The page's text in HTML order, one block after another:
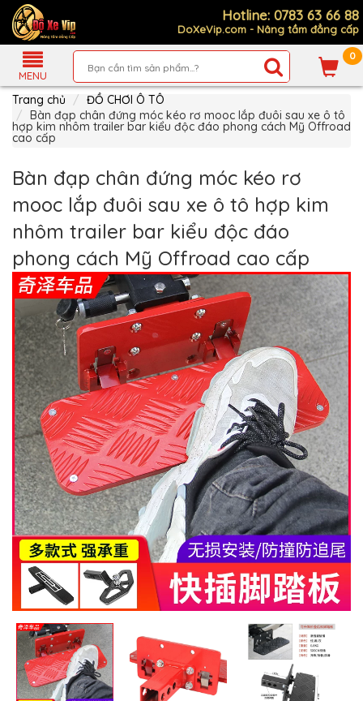
Hotline: 0783 63 66 88
DoXeVip.com - Nâng tầm đẳng cấp
MENU
0
Giới
Thiệu
Sản
Phẩm
Hướng
Mua
Hàng
Chính
Sách
Thanh
Tin
Xe
Mới
Liên
hệ
MUA
NHIỀU
NHẤT
KIA
TOYOTA
HONDA
MAZDA
SUBARU
CHEVROLET
NISSAN
VOLKSWAGEN
MERCEDES
HYUNDAI
Trang chủ
ĐỒ CHƠI Ô TÔ
Bàn đạp chân đứng móc kéo rơ mooc lắp đuôi sau xe ô tô
hợp kim nhôm trailer bar kiểu độc đáo phong cách Mỹ Offroad
cao cấp
Bàn đạp chân đứng móc kéo rơ
mooc lắp đuôi sau xe ô tô hợp kim
nhôm trailer bar kiểu độc đáo
phong cách Mỹ Offroad cao cấp